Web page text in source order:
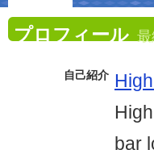
プロフィール
自己紹介
bar